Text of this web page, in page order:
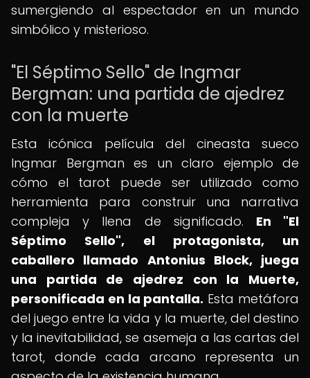
sumergiendo al espectador en un mundo
simbólico y misterioso.
"El Séptimo Sello" de Ingmar
Bergman: una partida de ajedrez
con la muerte
Esta icónica película del cineasta sueco
Ingmar Bergman es un claro ejemplo de
cómo el tarot puede ser utilizado como
herramienta para construir una narrativa
compleja y llena de significado. En "El
Séptimo Sello", el protagonista, un
caballero llamado Antonius Block, juega
una partida de ajedrez con la Muerte,
personificada en la pantalla. Esta metáfora
del juego entre la vida y la muerte, del destino
y la inevitabilidad, se asemeja a las cartas del
tarot, donde cada arcano representa un